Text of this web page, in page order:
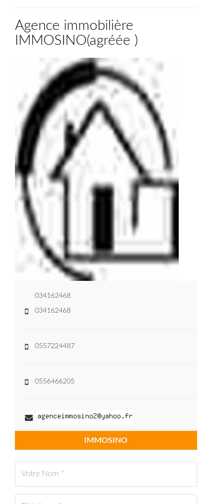
Agence immobilière
IMMOSINO(agréée )
034162468
034162468
0557224487
0556466205
IMMOSINO